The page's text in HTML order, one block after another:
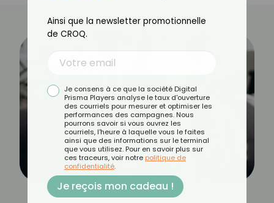
Ainsi que la newsletter promotionnelle
de CROQ.
Je consens à ce que la société Digital
Prisma Players analyse le taux d'ouverture
des courriels pour mesurer et optimiser les
performances des campagnes. Nous
pourrons savoir si vous ouvrez les
courriels, l'heure à laquelle vous le faites
ainsi que des informations sur le terminal
que vous utilisez. Pour en savoir plus sur
ces traceurs, voir notre politique de
confidentialité.
Je reçois mon cadeau !